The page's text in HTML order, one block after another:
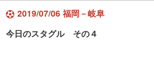
2019/07/06 福岡－岐阜
今日のスタグル その４